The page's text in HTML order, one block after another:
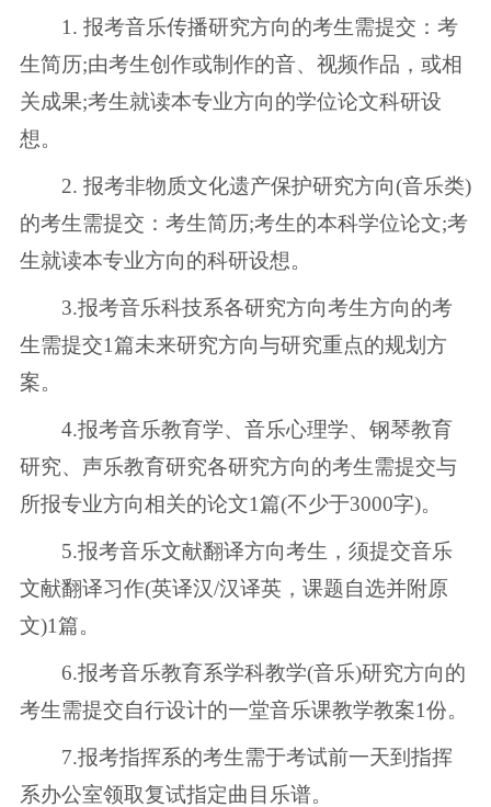
1. 报考音乐传播研究方向的考生需提交：考
生简历;由考生创作或制作的音、视频作品，或相
关成果;考生就读本专业方向的学位论文科研设
想。
2. 报考非物质文化遗产保护研究方向(音乐类)
的考生需提交：考生简历;考生的本科学位论文;考
生就读本专业方向的科研设想。
3.报考音乐科技系各研究方向考生方向的考
生需提交1篇未来研究方向与研究重点的规划方
案。
4.报考音乐教育学、音乐心理学、钢琴教育
研究、声乐教育研究各研究方向的考生需提交与
所报专业方向相关的论文1篇(不少于3000字)。
5.报考音乐文献翻译方向考生，须提交音乐
文献翻译习作(英译汉/汉译英，课题自选并附原
文)1篇。
6.报考音乐教育系学科教学(音乐)研究方向的
考生需提交自行设计的一堂音乐课教学教案1份。
7.报考指挥系的考生需于考试前一天到指挥
系办公室领取复试指定曲目乐谱。